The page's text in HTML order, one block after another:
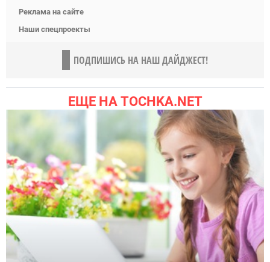
Реклама на сайте
Наши спецпроекты
ПОДПИШИСЬ НА НАШ ДАЙДЖЕСТ!
ЕЩЕ НА TOCHKA.NET